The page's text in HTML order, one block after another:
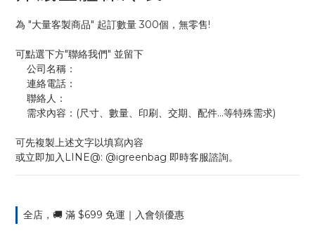
為 "大量客製商品" 起訂數量 300個，無零售!
可點選下方"聯絡我們" 並留下
    公司名稱：
    連絡電話：
    聯絡人：
    需求內容：(尺寸、數量、印刷、交期、配件...等特殊需求)
可先複製上述文字以填寫內容
或立即加入LINE@: @igreenbag 即時客服諮詢。
全店，🚚 滿 $699 免運｜入會領優惠